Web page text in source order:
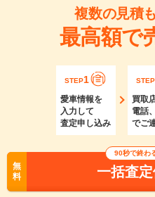
複数の見積
最高額で
STEP1
愛車情報を
入力して
査定申し込み
STEP
買取
電話
でご
無
料
90秒で終わ
一括査